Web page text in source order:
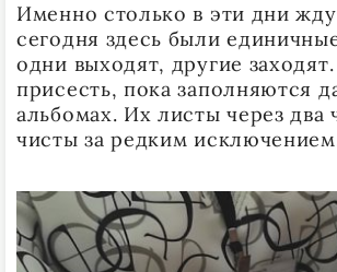
Именно столько в эти дни
сегодня здесь были
одни выходят, другие
присесть, пока заполняются
альбомах. Их листы через два
чисты за редким